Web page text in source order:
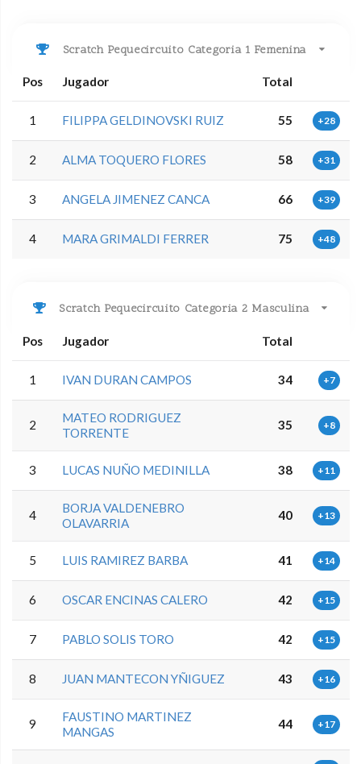
Scratch Pequecircuito Categoria 1 Femenina
Pos Jugador Total
1 FILIPPA GELDINOVSKI RUIZ 55 +28
2 ALMA TOQUERO FLORES 58 +31
3 ANGELA JIMENEZ CANCA 66 +39
4 MARA GRIMALDI FERRER 75 +48
Scratch Pequecircuito Categoria 2 Masculina
Pos Jugador Total
1 IVAN DURAN CAMPOS 34 +7
2
MATEO RODRIGUEZ
TORRENTE
35 +8
3 LUCAS NUÑO MEDINILLA 38 +11
4
BORJA VALDENEBRO
OLAVARRIA
40 +13
5 LUIS RAMIREZ BARBA 41 +14
6 OSCAR ENCINAS CALERO 42 +15
7 PABLO SOLIS TORO 42 +15
8 JUAN MANTECON YÑIGUEZ 43 +16
9
FAUSTINO MARTINEZ
MANGAS
44 +17